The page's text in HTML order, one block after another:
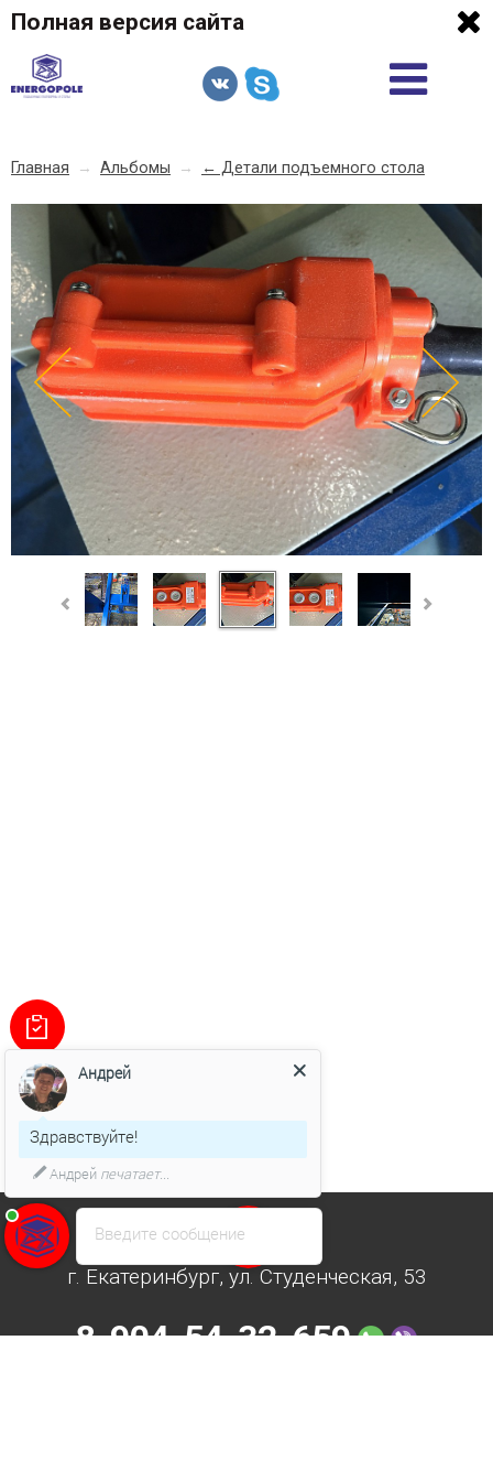
Полная версия сайта
Главная → Альбомы → ← Детали подъемного стола
Наш офис
г. Екатеринбург, ул. Студенческая, 53
8-904-54-32-659
Введите сообщение
Андрей
Здравствуйте!
Андрей печатает...